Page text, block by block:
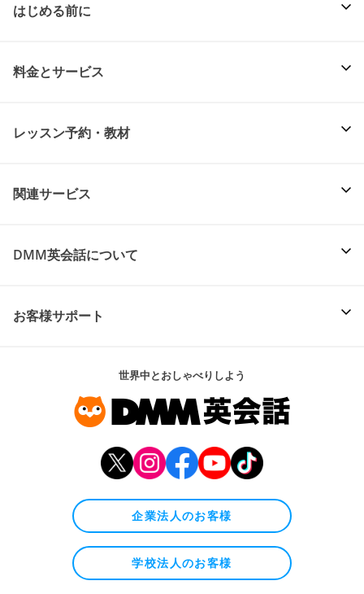
はじめる前に
料金とサービス
レッスン予約・教材
関連サービス
DMM英会話について
お客様サポート
世界中とおしゃべりしよう
企業法人のお客様
学校法人のお客様